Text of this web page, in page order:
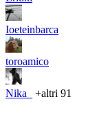
Ioeteinbarca
toroamico
Nika_ +altri 91